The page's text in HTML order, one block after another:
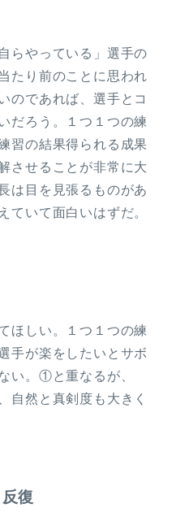
らやっている」選手の
たり前のことに思われ
のであれば、選手とコ
だろう。１つ１つの練
習の結果得られる成果
させることが非常に大
は目を見張るものがあ
ていて面白いはずだ。
ほしい。１つ１つの練
手が楽をしたいとサボ
い。①と重なるが、
自然と真剣度も大きく
復